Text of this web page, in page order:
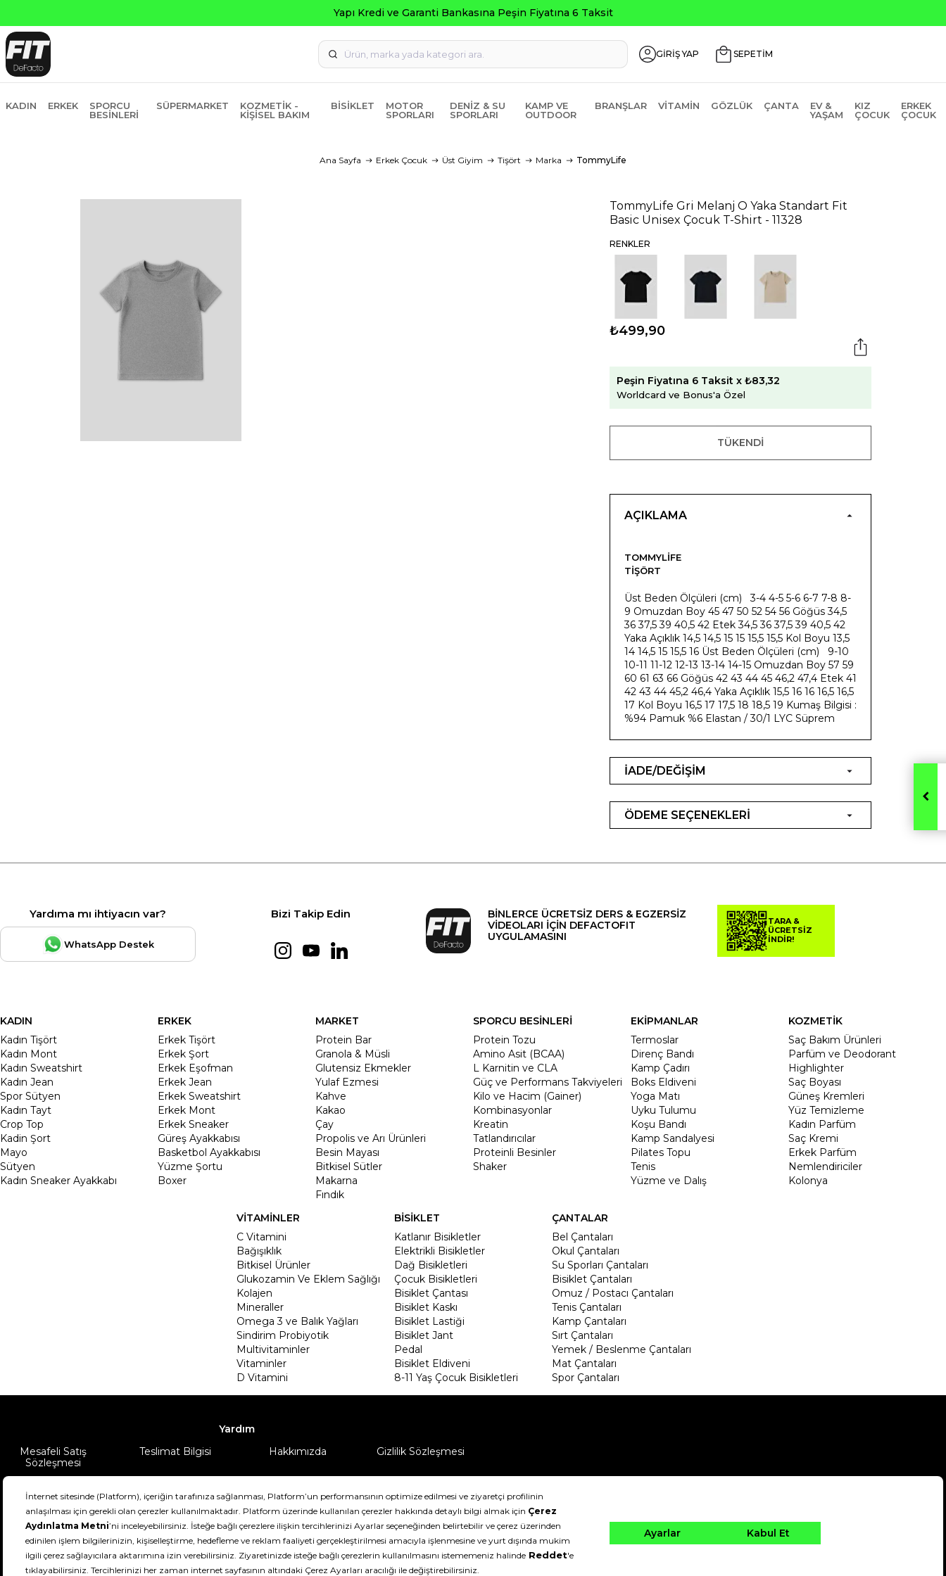
GİRİŞ YAP SEPETİM
KADIN ERKEK
SPORCU
BESINLERI
SÜPERMARKET
KOZMETIK -
KIŞISEL BAKIM
BISIKLET
MOTOR
SPORLARI
DENIZ & SU
SPORLARI
KAMP VE
OUTDOOR
BRANŞLAR VITAMIN GÖZLÜK ÇANTA
EV &
YAŞAM
KIZ
ÇOCUK
ERKEK
ÇOCUK
Ana Sayfa Erkek Çocuk Üst Giyim Tişört Marka TommyLife
TommyLife Gri Melanj O Yaka Standart Fit
Basic Unisex Çocuk T-Shirt - 11328
RENKLER
₺499,90
Peşin Fiyatına 6 Taksit x ₺83,32
Worldcard ve Bonus'a Özel
TÜKENDI
AÇIKLAMA
TOMMYLIFE
TIŞÖRT
Üst Beden Ölçüleri (cm) 3-4 4-5 5-6 6-7 7-8 8-
9 Omuzdan Boy 45 47 50 52 54 56 Göğüs 34,5
36 37,5 39 40,5 42 Etek 34,5 36 37,5 39 40,5 42
Yaka Açıklık 14,5 14,5 15 15 15,5 15,5 Kol Boyu 13,5
14 14,5 15 15,5 16 Üst Beden Ölçüleri (cm) 9-10
10-11 11-12 12-13 13-14 14-15 Omuzdan Boy 57 59
60 61 63 66 Göğüs 42 43 44 45 46,2 47,4 Etek 41
42 43 44 45,2 46,4 Yaka Açıklık 15,5 16 16 16,5 16,5
17 Kol Boyu 16,5 17 17,5 18 18,5 19 Kumaş Bilgisi :
%94 Pamuk %6 Elastan / 30/1 LYC Süprem
İADE/DEĞİŞİM
ÖDEME SEÇENEKLERİ
Yardıma mı ihtiyacın var?
WhatsApp Destek
Bizi Takip Edin
BİNLERCE ÜCRETSİZ DERS & EGZERSİZ
VİDEOLARI İÇİN DEFACTOFIT
UYGULAMASINI
TARA &
ÜCRETSİZ
İNDİR!
KADIN
Kadın Tişört
Kadın Mont
Kadın Sweatshirt
Kadın Jean
Spor Sütyen
Kadın Tayt
Crop Top
Kadin Şort
Mayo
Sütyen
Kadın Sneaker Ayakkabı
ERKEK
Erkek Tişört
Erkek Şort
Erkek Eşofman
Erkek Jean
Erkek Sweatshirt
Erkek Mont
Erkek Sneaker
Güreş Ayakkabısı
Basketbol Ayakkabısı
Yüzme Şortu
Boxer
MARKET
Protein Bar
Granola & Müsli
Glutensiz Ekmekler
Yulaf Ezmesi
Kahve
Kakao
Çay
Propolis ve Arı Ürünleri
Besin Mayası
Bitkisel Sütler
Makarna
Fındık
SPORCU BESİNLERİ
Protein Tozu
Amino Asit (BCAA)
L Karnitin ve CLA
Güç ve Performans Takviyeleri
Kilo ve Hacim (Gainer)
Kombinasyonlar
Kreatin
Tatlandırıcılar
Proteinli Besinler
Shaker
EKİPMANLAR
Termoslar
Direnç Bandı
Kamp Çadırı
Boks Eldiveni
Yoga Matı
Uyku Tulumu
Koşu Bandı
Kamp Sandalyesi
Pilates Topu
Tenis
Yüzme ve Dalış
KOZMETİK
Saç Bakım Ürünleri
Parfüm ve Deodorant
Highlighter
Saç Boyası
Güneş Kremleri
Yüz Temizleme
Kadın Parfüm
Saç Kremi
Erkek Parfüm
Nemlendiriciler
Kolonya
VİTAMİNLER
C Vitamini
Bağışıklık
Bitkisel Ürünler
Glukozamin Ve Eklem Sağlığı
Kolajen
Mineraller
Omega 3 ve Balık Yağları
Sindirim Probiyotik
Multivitaminler
Vitaminler
D Vitamini
BİSİKLET
Katlanır Bisikletler
Elektrikli Bisikletler
Dağ Bisikletleri
Çocuk Bisikletleri
Bisiklet Çantası
Bisiklet Kaskı
Bisiklet Lastiği
Bisiklet Jant
Pedal
Bisiklet Eldiveni
8-11 Yaş Çocuk Bisikletleri
ÇANTALAR
Bel Çantaları
Okul Çantaları
Su Sporları Çantaları
Bisiklet Çantaları
Omuz / Postacı Çantaları
Tenis Çantaları
Kamp Çantaları
Sırt Çantaları
Yemek / Beslenme Çantaları
Mat Çantaları
Spor Çantaları
Yardım
Mesafeli Satış
Sözleşmesi
Teslimat Bilgisi Hakkımızda Gizlilik Sözleşmesi